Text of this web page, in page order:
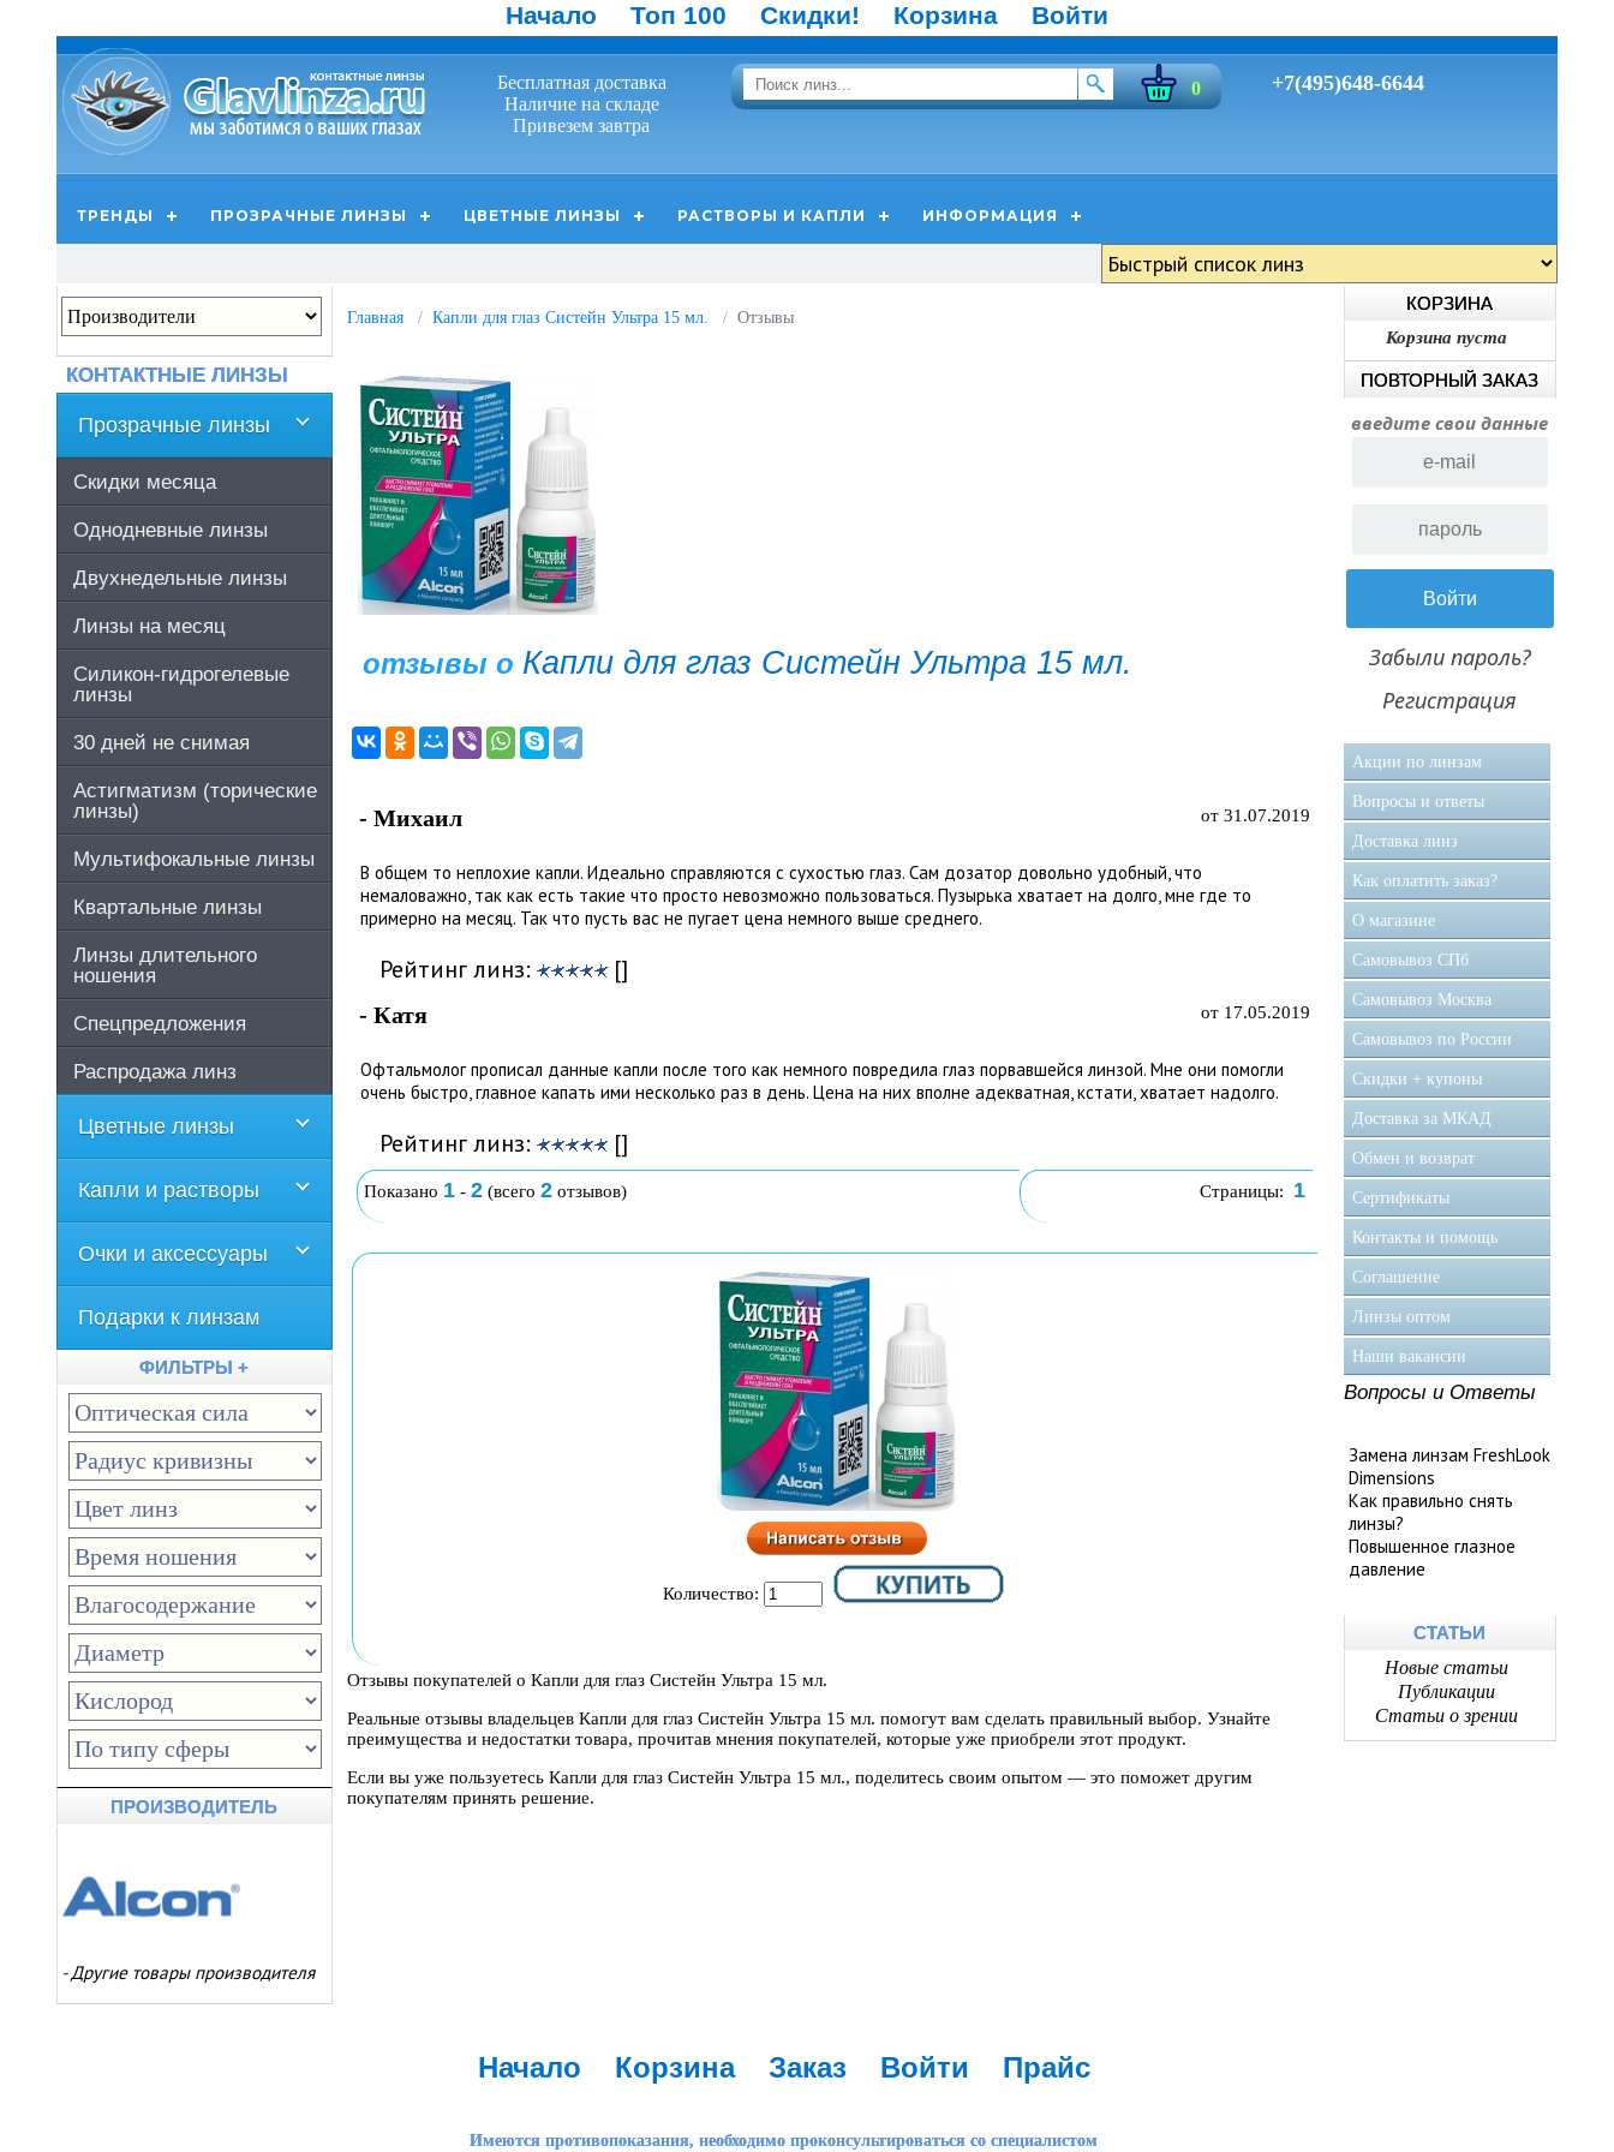
Начало Топ 100 Скидки! Корзина Войти
Бесплатная доставка
Наличие на складе
Привезем завтра
0 +7(495)648-6644
ТРЕНДЫ ПРОЗРАЧНЫЕ ЛИНЗЫ ЦВЕТНЫЕ ЛИНЗЫ РАСТВОРЫ И КАПЛИ ИНФОРМАЦИЯ
Главная Капли для глаз Систейн Ультра 15 мл. Отзывы
отзывы о Капли для глаз Систейн Ультра 15 мл.
- Михаил от 31.07.2019
В общем то неплохие капли. Идеально справляются с сухостью глаз. Сам дозатор довольно удобный, что
немаловажно, так как есть такие что просто невозможно пользоваться. Пузырька хватает на долго, мне где то
примерно на месяц. Так что пусть вас не пугает цена немного выше среднего.
Рейтинг линз: []
- Катя от 17.05.2019
Офтальмолог прописал данные капли после того как немного повредила глаз порвавшейся линзой. Мне они помогли
очень быстро, главное капать ими несколько раз в день. Цена на них вполне адекватная, кстати, хватает надолго.
Рейтинг линз: []
Показано 1- 2(всего 2отзывов) Страницы: 1
Количество:
Отзывы покупателей о Капли для глаз Систейн Ультра 15 мл.
Реальные отзывы владельцев Капли для глаз Систейн Ультра 15 мл. помогут вам сделать правильный выбор. Узнайте
преимущества и недостатки товара, прочитав мнения покупателей, которые уже приобрели этот продукт.
Если вы уже пользуетесь Капли для глаз Систейн Ультра 15 мл., поделитесь своим опытом — это поможет другим
покупателям принять решение.
КОНТАКТНЫЕ ЛИНЗЫ
Прозрачные линзы
Скидки месяца
Однодневные линзы
Двухнедельные линзы
Линзы на месяц
Силикон-гидрогелевые
линзы
30 дней не снимая
Астигматизм (торические
линзы)
Мультифокальные линзы
Квартальные линзы
Линзы длительного
ношения
Спецпредложения
Распродажа линз
Цветные линзы
Капли и растворы
Очки и аксессуары
Подарки к линзам
ФИЛЬТРЫ +
ПРОИЗВОДИТЕЛЬ
-Другие товары производителя
КОРЗИНА
Корзина пуста
ПОВТОРНЫЙ ЗАКАЗ
введите свои данные
Забыли пароль?
Регистрация
Акции по линзам
Вопросы и ответы
Доставка линз
Как оплатить заказ?
О магазине
Самовывоз CПб
Самовывоз Москва
Самовывоз по России
Скидки + купоны
Доставка за МКАД
Обмен и возврат
Сертификаты
Контакты и помощь
Соглашение
Линзы оптом
Наши вакансии
Вопросы и Ответы
Замена линзам FreshLook
Dimensions
Как правильно снять
линзы?
Повышенное глазное
давление
СТАТЬИ
Новые статьи
Публикации
Статьи о зрении
Начало Корзина Заказ Войти Прайс
Имеются противопоказания, необходимо проконсультироваться со специалистом